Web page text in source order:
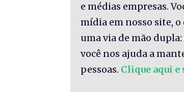
e médias empresas.
mídia em nosso site, o
uma via de mão
você nos ajuda a
pessoas. Clique aqui e